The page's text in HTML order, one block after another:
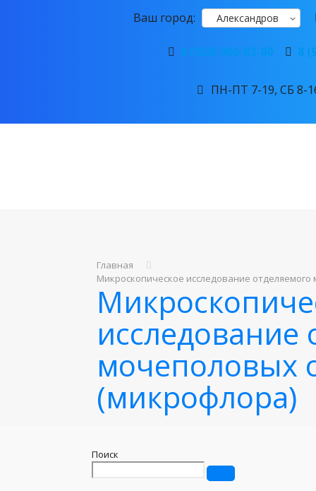
Ваш город: Александров
8 (920) 906-83-80 8
ПН-ПТ 7-19, СБ 8-
Главная
Микроскопическое исследование
исследование
мочеполовых
(микрофлора)
Поиск